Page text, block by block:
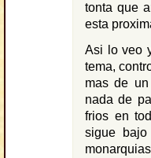
tonta que
esta
Asi lo veo
tema,
mas de
nada de
frios en
sigue